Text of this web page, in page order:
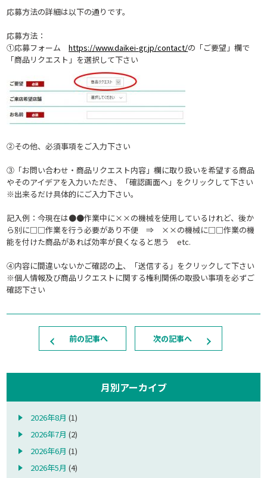
応募方法の詳細は以下の通りです。
応募方法：
①応募フォームhttps://www.daikei-gr.jp/contact/の「ご要望」欄で
「商品リクエスト」を選択して下さい
②その他、必須事項をご入力下さい
③「お問い合わせ・商品リクエスト内容」欄に取り扱いを希望する商品
やそのアイデアを入力いただき、「確認画面へ」をクリックして下さい
※出来るだけ具体的にご入力下さい。
記入例：今現在は●●作業中に××の機械を使用しているけれど、後か
ら別に□□作業を行う必要があり不便 ⇒ ××の機械に□□作業の機
能を付けた商品があれば効率が良くなると思う etc.
④内容に間違いないかご確認の上、「送信する」をクリックして下さい
※個人情報及び商品リクエストに関する権利関係の取扱い事項を必ずご
確認下さい
前の記事へ 次の記事へ
月別アーカイブ
2026年8月 (1)
2026年7月 (2)
2026年6月 (1)
2026年5月 (4)